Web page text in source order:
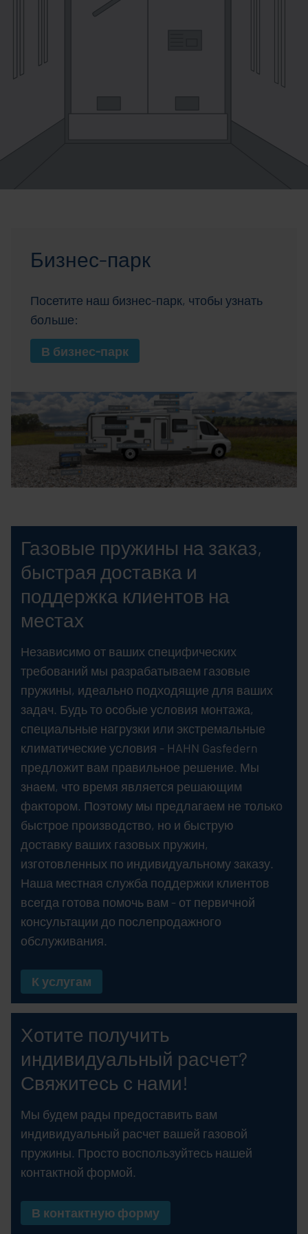
Бизнес-парк
Посетите наш бизнес-парк, чтобы узнать
больше:
В бизнес-парк
Газовые пружины на заказ,
быстрая доставка и
поддержка клиентов на
местах
Независимо от ваших специфических
требований мы разрабатываем газовые
пружины, идеально подходящие для ваших
задач. Будь то особые условия монтажа,
специальные нагрузки или экстремальные
климатические условия - HAHN Gasfedern
предложит вам правильное решение. Мы
знаем, что время является решающим
фактором. Поэтому мы предлагаем не только
быстрое производство, но и быструю
доставку ваших газовых пружин,
изготовленных по индивидуальному заказу.
Наша местная служба поддержки клиентов
всегда готова помочь вам - от первичной
консультации до послепродажного
обслуживания.
К услугам
Хотите получить
индивидуальный расчет?
Свяжитесь с нами!
Мы будем рады предоставить вам
индивидуальный расчет вашей газовой
пружины. Просто воспользуйтесь нашей
контактной формой.
В контактную форму